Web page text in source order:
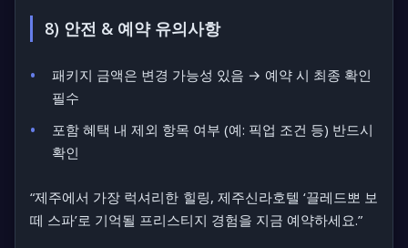
8) 안전 & 예약 유의사항
패키지 금액은 변경 가능성 있음 → 예약 시 최종 확인
필수
포함 혜택 내 제외 항목 여부 (예: 픽업 조건 등) 반드시
확인
“제주에서 가장 럭셔리한 힐링, 제주신라호텔 ‘끌레드뽀 보
떼 스파’로 기억될 프리스티지 경험을 지금 예약하세요.”